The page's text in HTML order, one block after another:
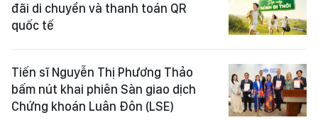
đãi di chuyển và thanh toán QR
quốc tế
Tiến sĩ Nguyễn Thị Phương Thảo
bấm nút khai phiên Sàn giao dịch
Chứng khoán Luân Đôn (LSE)